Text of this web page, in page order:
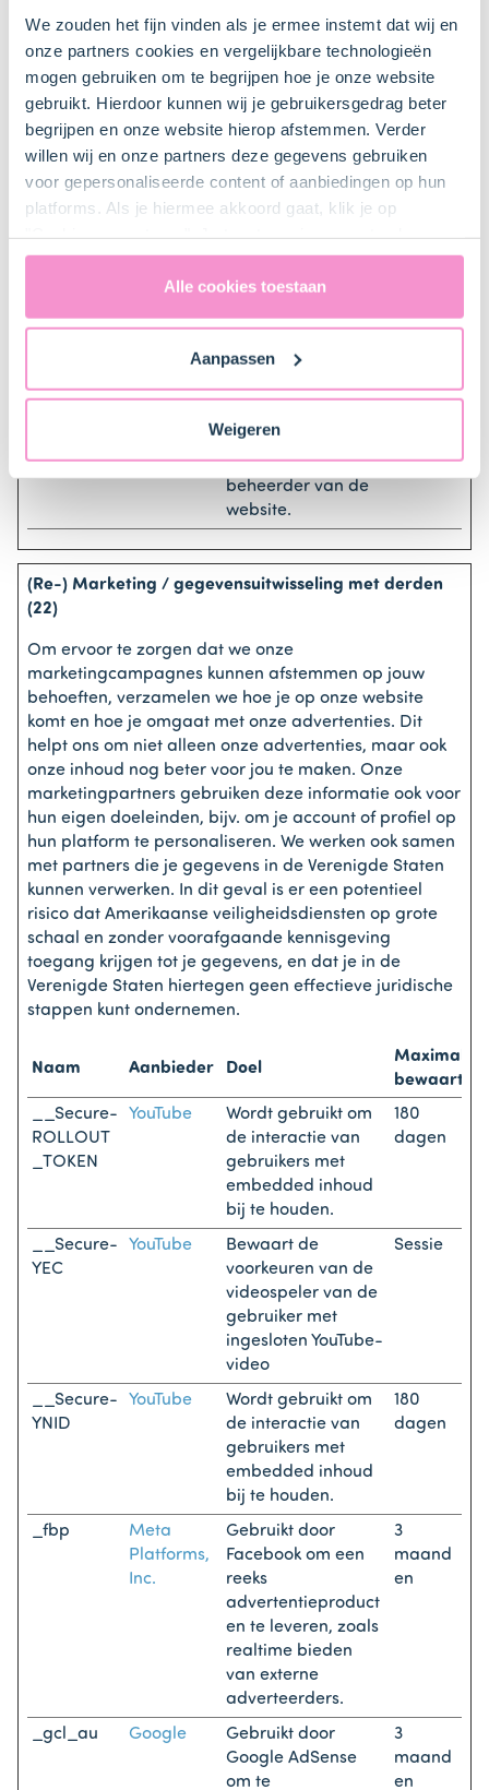
We zouden het fijn vinden als je ermee instemt dat wij en
onze partners cookies en vergelijkbare technologieën
mogen gebruiken om te begrijpen hoe je onze website
gebruikt. Hierdoor kunnen wij je gebruikersgedrag beter
begrijpen en onze website hierop afstemmen. Verder
willen wij en onze partners deze gegevens gebruiken
voor gepersonaliseerde content of aanbiedingen op hun
platforms. Als je hiermee akkoord gaat, klik je op
uitdrukkelijk een eventuele gegevensoverdracht naar de
Verenigde Staten in de zin van artikel 49 AVG. Raadpleeg
ons
naar technology providers en partners in de Verenigde
Staten. Je kunt op elk moment van gedachten
Alle cookies toestaan
Aanpassen
Weigeren
_hjSession
Hotjar
Verzamelt
statistieken over de
bezoeken van de
gebruiker aan de
website, zoals het
aantal bezoeken,
de gemiddelde tijd
die op de website is
doorgebracht en
welke pagina's zijn
gelezen.
1 jaar
Hotjar
Registreert
statistische
gedrag van
bezoekers aan de
voor interne
analyse door de
beheerder van de
website.
(Re-) Marketing / gegevensuitwisseling met derden
(22)
Om ervoor te zorgen dat we onze
marketingcampagnes kunnen afstemmen op jouw
behoeften, verzamelen we hoe je op onze website
komt en hoe je omgaat met onze advertenties. Dit
helpt ons om niet alleen onze advertenties, maar ook
onze inhoud nog beter voor jou te maken. Onze
marketingpartners gebruiken deze informatie ook voor
hun eigen doeleinden, bijv. om je account of profiel op
hun platform te personaliseren. We werken ook samen
met partners die je gegevens in de Verenigde Staten
kunnen verwerken. In dit geval is er een potentieel
risico dat Amerikaanse veiligheidsdiensten op grote
schaal en zonder voorafgaande kennisgeving
toegang krijgen tot je gegevens, en dat je in de
Verenigde Staten hiertegen geen effectieve juridische
stappen kunt ondernemen.
Naam Aanbieder Doel
Maximale
__Secure-
ROLLOUT
_TOKEN
YouTube
Wordt gebruikt om
de interactie van
gebruikers met
embedded inhoud
bij te houden.
180
dagen
__Secure-
YEC
YouTube
Bewaart de
voorkeuren van de
videospeler van de
gebruiker met
ingesloten YouTube-
video
Sessie
__Secure-
YNID
YouTube
Wordt gebruikt om
de interactie van
gebruikers met
embedded inhoud
bij te houden.
180
dagen
_fbp
Meta
Platforms,
Inc.
Gebruikt door
Facebook om een
reeks
advertentieproduct
en te leveren, zoals
realtime bieden
van externe
adverteerders.
3
maand
en
_gcl_au Google
Gebruikt door
Google AdSense
om te
3
maand
en